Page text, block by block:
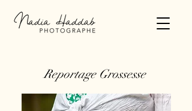
Reportage Grossesse